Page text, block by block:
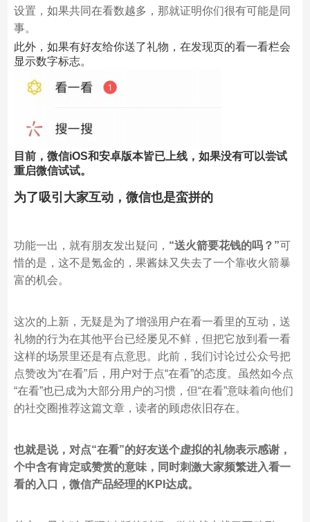
设置，如果共同在看数越多，那就证明你们很有可能是同
事。
此外，如果有好友给你送了礼物，在发现页的看一看栏会
显示数字标志。
目前，微信iOS和安卓版本皆已上线，如果没有可以尝试
重启微信试试。
为了吸引大家互动，微信也是蛮拼的
功能一出，就有朋友发出疑问， “送火箭要花钱的吗？”可
惜的是，这不是氪金的，果酱妹又失去了一个靠收火箭暴
富的机会。
这次的上新，无疑是为了增强用户在看一看里的互动，送
礼物的行为在其他平台已经屡见不鲜，但把它放到看一看
这样的场景里还是有点意思。此前，我们讨论过公众号把
点赞改为“在看”后，用户对于点“在看”的态度。虽然如今点
“在看”也已成为大部分用户的习惯，但“在看”意味着向他们
的社交圈推荐这篇文章，读者的顾虑依旧存在。
也就是说，对点“在看”的好友送个虚拟的礼物表示感谢，
个中含有肯定或赞赏的意味，同时刺激大家频繁进入看一
看的入口，微信产品经理的KPI达成。